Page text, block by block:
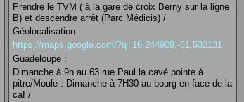
Prendre le TVM ( à la gare de croix Berny sur la ligne
B) et descendre arrêt (Parc Médicis) /
Géolocalisation :
https://maps.google.com/?q=16.244909,-61.532131
Guadeloupe :
Dimanche à 9h au 63 rue Paul la cavé pointe à
pitre/Moule : Dimanche à 7H30 au bourg en face de la
caf /